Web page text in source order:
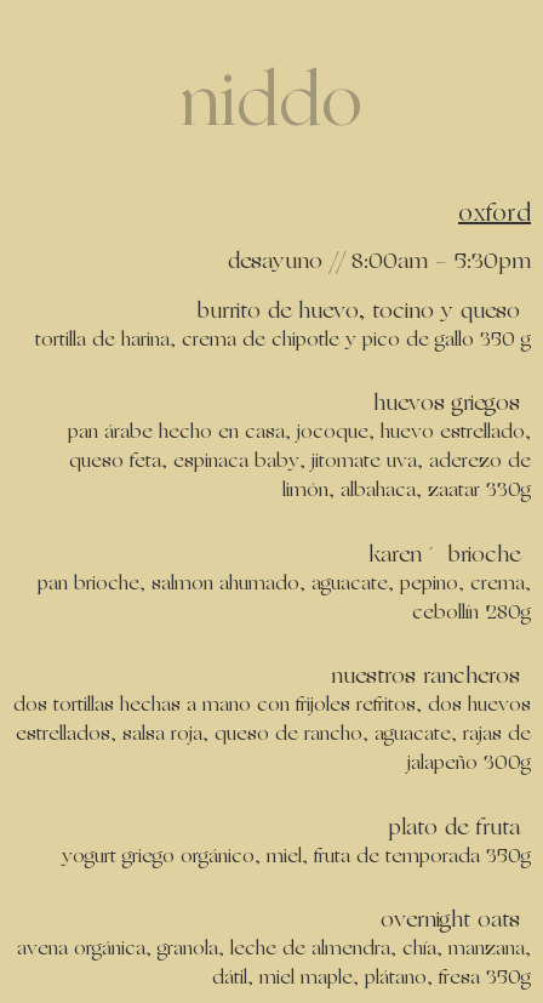
niddo
oxford
desayuno // 8:00am - 5:30pm
burrito de huevo, tocino y queso
tortilla de harina, crema de chipotle y pico de gallo 350 g
huevos griegos
pan árabe hecho en casa, jocoque, huevo estrellado,
queso feta, espinaca baby, jitomate uva, aderezo de
limón, albahaca, zaatar 330g
karen´ brioche
pan brioche, salmon ahumado, aguacate, pepino, crema,
cebollín 280g
nuestros rancheros
dos tortillas hechas a mano con frijoles refritos, dos huevos
estrellados, salsa roja, queso de rancho, aguacate, rajas de
jalapeño 300g
plato de fruta
yogurt griego orgánico, miel, fruta de temporada 350g
overnight oats
avena orgánica, granola, leche de almendra, chía, manzana,
dátil, miel maple, plátano, fresa 350g